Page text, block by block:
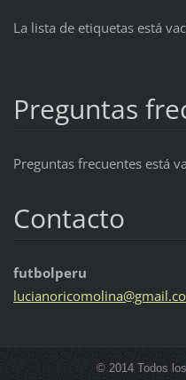
La lista de etiquetas está
Preguntas
Preguntas frecuentes está
Contacto
futbolperu
lucianoricomolina@gmail.
© 2014 Todos